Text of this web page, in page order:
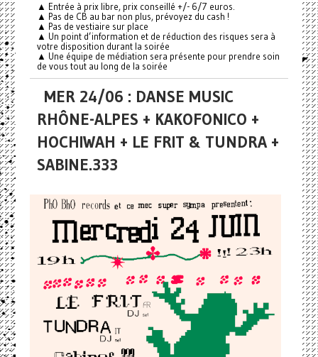
▲ Entrée à prix libre, prix conseillé +/- 6/7 euros.
▲ Pas de CB au bar non plus, prévoyez du cash !
▲ Pas de vestiaire sur place
▲ Un point d’information et de réduction des risques sera à
votre disposition durant la soirée
▲ Une équipe de médiation sera présente pour prendre soin
de vous tout au long de la soirée
MER 24/06 : DANSE MUSIC
RHÔNE-ALPES + KAKOFONICO +
HOCHIWAH + LE FRIT & TUNDRA +
SABINE.333